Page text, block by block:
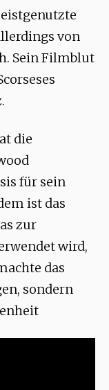
von
Sein Filmblut
die
für sein
ist das
zur
wird,
das
sondern